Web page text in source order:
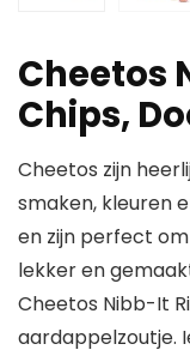
Cheetos
Chips,
Cheetos zijn
smaken, kleuren
en zijn perfect
lekker en
Cheetos Nibb-It
aardappelzoutje.